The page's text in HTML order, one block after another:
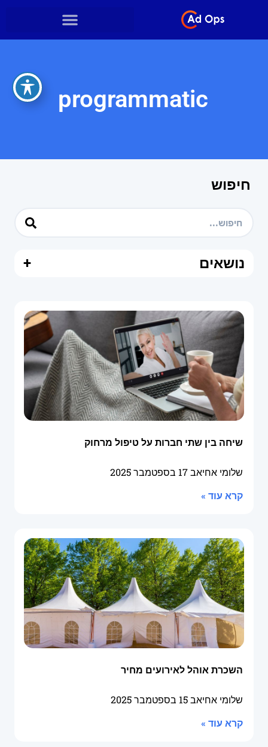
programmatic
חיפוש
נושאים +
שיחה בין שתי חברות על טיפול מרחוק
שלומי אחיאב17 בספטמבר 2025
קרא עוד »
השכרת אוהל לאירועים מחיר
שלומי אחיאב15 בספטמבר 2025
קרא עוד »